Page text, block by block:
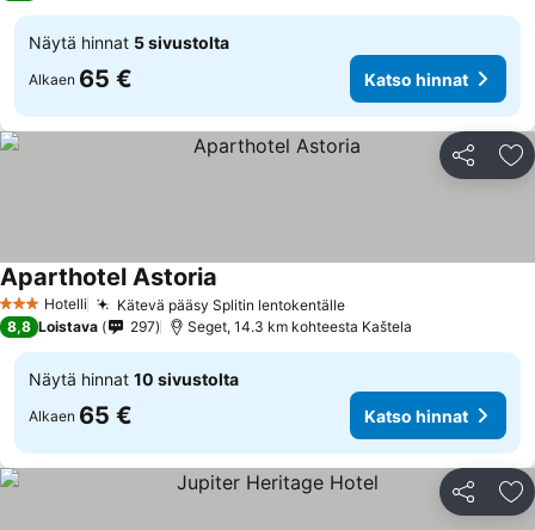
Näytä hinnat 5 sivustolta
Alkaen 65 € Katso hinnat
Jaa
3 Tähtiluokitus
Hotelli Kätevä pääsy Splitin lentokentälle
Aparthotel Astoria
8,8 Loistava 297 Seget, 14.3 km kohteesta Kaštela
Näytä hinnat 10 sivustolta
Alkaen 65 € Katso hinnat
Jaa